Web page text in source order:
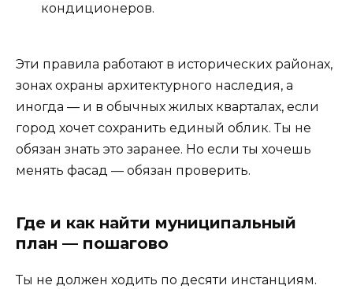
кондиционеров.
Эти правила работают в исторических районах,
зонах охраны архитектурного наследия, а
иногда — и в обычных жилых кварталах, если
город хочет сохранить единый облик. Ты не
обязан знать это заранее. Но если ты хочешь
менять фасад — обязан проверить.
Где и как найти муниципальный
план — пошагово
Ты не должен ходить по десяти инстанциям.